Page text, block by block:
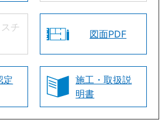
チ
図面PDF
定
施工・取扱説
明書